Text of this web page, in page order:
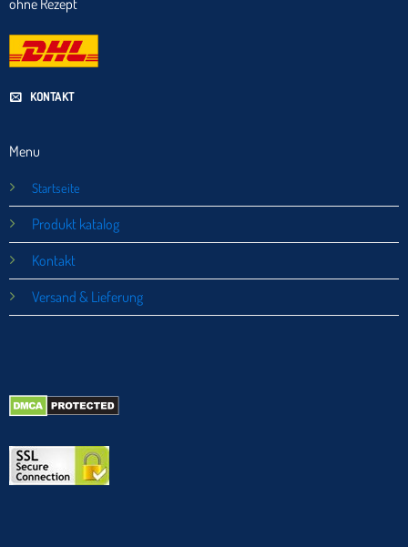
ohne Rezept
KONTAKT
Menu
Startseite
Produkt katalog
Kontakt
Versand & Lieferung